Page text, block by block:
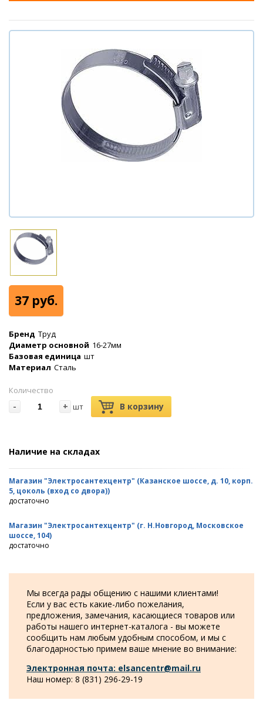
37 руб.
Бренд Труд
Диаметр основной 16-27мм
Базовая единица шт
Материал Сталь
Количество
- + шт В корзину
Наличие на складах
Магазин "Электросантехцентр" (Казанское шоссе, д. 10, корп.
5, цоколь (вход со двора))
достаточно
Магазин "Электросантехцентр" (г. Н.Новгород, Московское
шоссе, 104)
достаточно
Мы всегда рады общению с нашими клиентами!
Если у вас есть какие-либо пожелания,
предложения, замечания, касающиеся товаров или
работы нашего интернет-каталога - вы можете
сообщить нам любым удобным способом, и мы с
благодарностью примем ваше мнение во внимание:
Электронная почта: elsancentr@mail.ru
Наш номер: 8 (831) 296-29-19